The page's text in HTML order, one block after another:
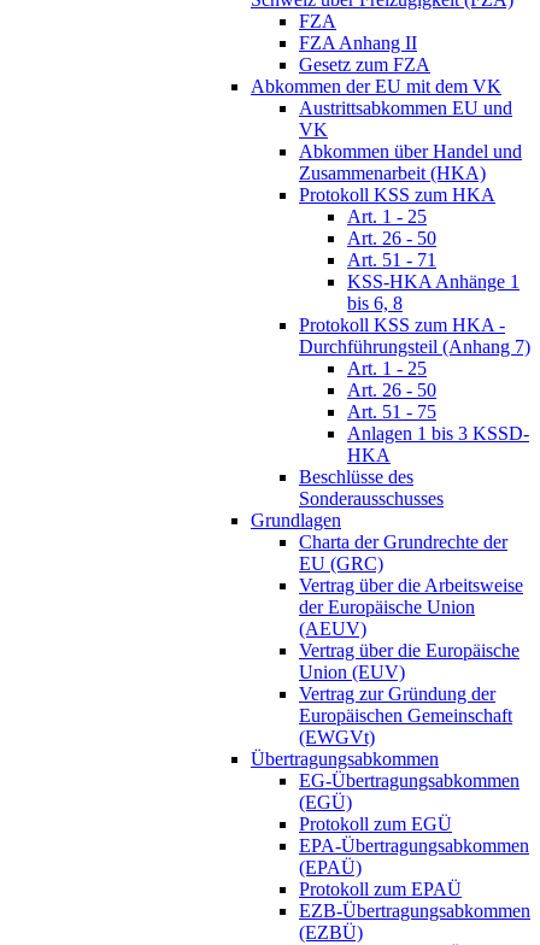
FZA
FZA Anhang II
Gesetz zum FZA
Abkommen der EU mit dem VK
Austrittsabkommen EU und
VK
Abkommen über Handel und
Zusammenarbeit (HKA)
Protokoll KSS zum HKA
Art. 1 - 25
Art. 26 - 50
Art. 51 - 71
KSS-HKA Anhänge 1
bis 6, 8
Protokoll KSS zum HKA -
Durchführungsteil (Anhang 7)
Art. 1 - 25
Art. 26 - 50
Art. 51 - 75
Anlagen 1 bis 3 KSSD-
HKA
Beschlüsse des
Sonderausschusses
Grundlagen
Charta der Grundrechte der
EU (GRC)
Vertrag über die Arbeitsweise
der Europäische Union
(AEUV)
Vertrag über die Europäische
Union (EUV)
Vertrag zur Gründung der
Europäischen Gemeinschaft
(EWGVt)
Übertragungsabkommen
EG-Übertragungsabkommen
(EGÜ)
Protokoll zum EGÜ
EPA-Übertragungsabkommen
(EPAÜ)
Protokoll zum EPAÜ
EZB-Übertragungsabkommen
(EZBÜ)